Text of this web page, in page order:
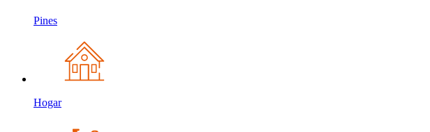
Pines
Hogar